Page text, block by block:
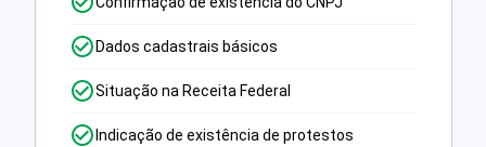
Dados cadastrais básicos
Situação na Receita Federal
Indicação de existência de protestos